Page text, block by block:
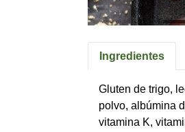
Ingredientes
Gluten de trigo,
polvo, albúmina
vitamina K,